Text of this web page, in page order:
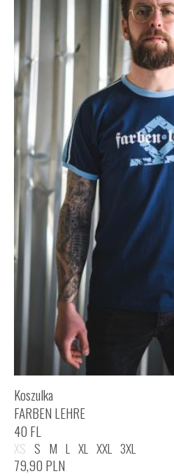
Koszulka
FARBEN LEHRE
40 FL
XS S M L XL XXL 3XL
79,90 PLN